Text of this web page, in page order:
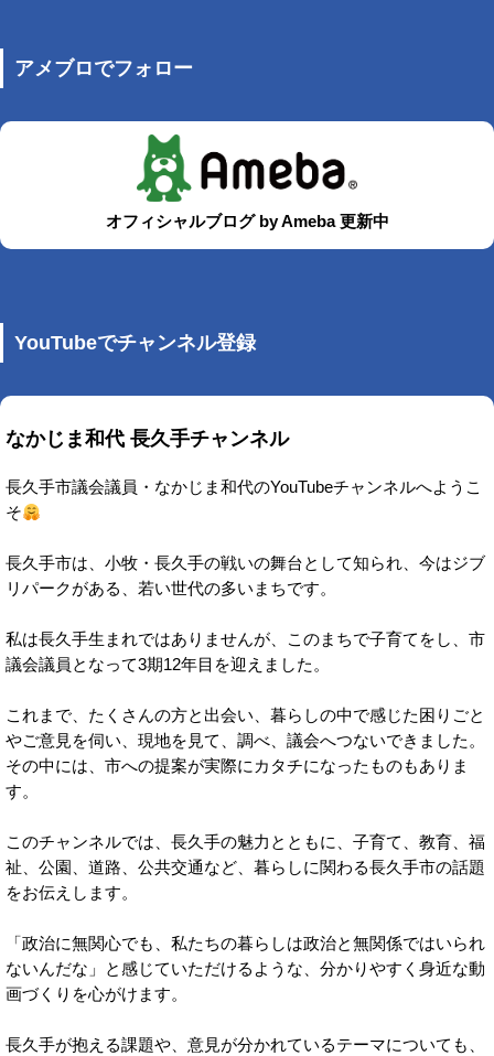
アメブロでフォロー
オフィシャルブログ by Ameba 更新中
YouTubeでチャンネル登録
なかじま和代 長久手チャンネル
長久手市議会議員・なかじま和代のYouTubeチャンネルへようこ
そ
長久手市は、小牧・長久手の戦いの舞台として知られ、今はジブ
リパークがある、若い世代の多いまちです。
私は長久手生まれではありませんが、このまちで子育てをし、市
議会議員となって3期12年目を迎えました。
これまで、たくさんの方と出会い、暮らしの中で感じた困りごと
やご意見を伺い、現地を見て、調べ、議会へつないできました。
その中には、市への提案が実際にカタチになったものもありま
す。
このチャンネルでは、長久手の魅力とともに、子育て、教育、福
祉、公園、道路、公共交通など、暮らしに関わる長久手市の話題
をお伝えします。
「政治に無関心でも、私たちの暮らしは政治と無関係ではいられ
ないんだな」と感じていただけるような、分かりやすく身近な動
画づくりを心がけます。
長久手が抱える課題や、意見が分かれているテーマについても、